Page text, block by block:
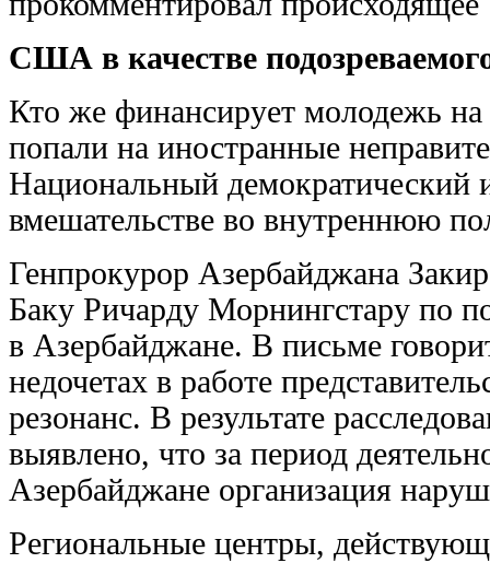
США в качестве
Кто же финансирует молодежь
попали на иностранные
Национальный
вмешательстве во внутреннюю
Генпрокурор Азербайджана
Баку Ричарду Морнингстару по
в Азербайджане. В письме
недочетах в работе
резонанс. В результате
выявлено, что за период
Азербайджане организация
Региональные центры,